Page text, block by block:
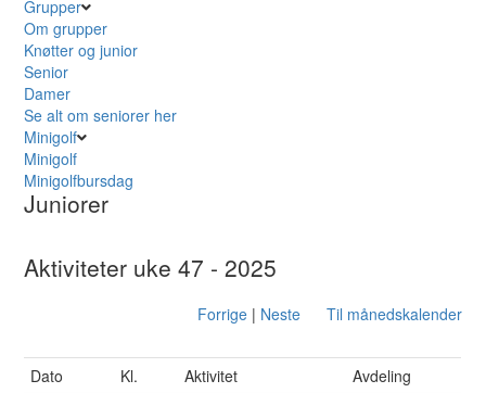
Grupper
Om grupper
Knøtter og junior
Senior
Damer
Se alt om seniorer her
Minigolf
Minigolf
Minigolfbursdag
Juniorer
Aktiviteter uke 47 - 2025
Forrige| Neste Til månedskalender
Dato Kl. Aktivitet
Avdeling